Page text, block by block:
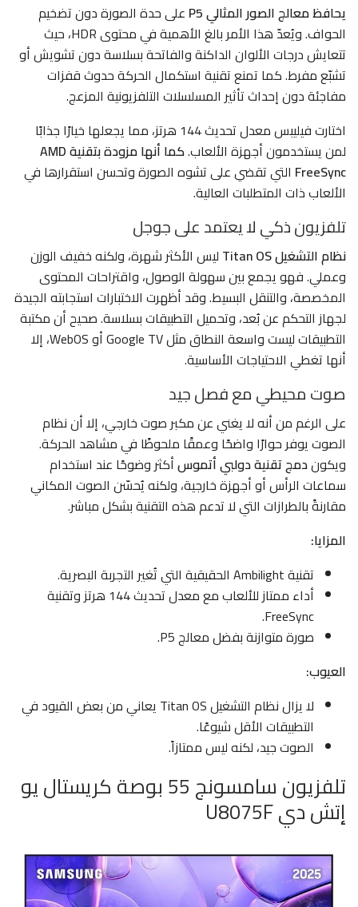
يحافظ معالج الصور المثالي P5
على حدة الصورة دون تضخيم
الحواف. ويُعدّ هذا الأمر بالغ الأهمية في محتوى HDR، حيث
تتعايش درجات الألوان الداكنة والفاتحة بسلاسة دون تشويش أو
تشبّع مفرط. كما تمنع تقنية استكمال الحركة حدوث قفزات
مفاجئة دون إحداث تأثير المسلسلات التلفزيونية المزعج.
اختارت فيليبس معدل تحديث 144 هرتز، مما يجعلها خيارًا جذابًا
لمن يستخدمون أجهزة الألعاب.
كما أنها مزودة بتقنية AMD
FreeSync التي تقضي على تشوه الصورة وتحسن استقرارها في
الألعاب ذات المتطلبات العالية.
تلفزيون ذكي لا يعتمد على جوجل
نظام التشغيل Titan OS
ليس الأكثر شهرة، ولكنه خفيف الوزن
وعملي. فهو يجمع بين سهولة الوصول، واقتراحات المحتوى
المخصصة، والتنقل البسيط. وقد أظهرت الاختبارات استجابته الجيدة
لجهاز التحكم عن بُعد، وتحميل التطبيقات بسلاسة. صحيح أن مكتبة
التطبيقات ليست واسعة النطاق مثل Google TV أو WebOS، إلا
أنها تغطي الاحتياجات الأساسية.
صوت محيطي مع فصل جيد
على الرغم من أنه لا يغني عن مكبر صوت خارجي، إلا أن نظام
الصوت يوفر حوارًا واضحًا وعمقًا ملحوظًا في مشاهد الحركة.
ويكوندمج تقنية دولبي أتموسأكثر وضوحًا عند استخدام
سماعات الرأس أو أجهزة خارجية، ولكنه يُحسّن الصوت المكاني
مقارنةً بالطرازات التي لا تدعم هذه التقنية بشكل مباشر.
المزايا:
تقنية Ambilight الحقيقية التي تُغير التجربة البصرية.
أداء ممتاز للألعاب مع معدل تحديث 144 هرتز وتقنية
FreeSync.
صورة متوازنة بفضل معالج P5.
العيوب:
لا يزال نظام التشغيل Titan OS يعاني من بعض القيود في
التطبيقات الأقل شيوعًا.
الصوت جيد، لكنه ليس ممتازاً.
تلفزيون سامسونج 55 بوصة كريستال يو
إتش دي U8075F